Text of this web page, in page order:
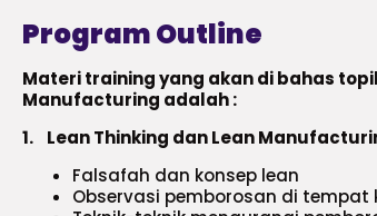
Program Outline
Materi training yang akan di bahas
Manufacturing adalah :
1.
Lean Thinking dan Lean
Falsafah dan konsep lean
Observasi pemborosan di tempat